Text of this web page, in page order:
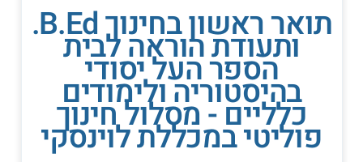
תואר ראשון בחינוך B.Ed. ותעודת הוראה לבית
הספר העל יסודי
בהיסטוריה ולימודים
כלליים - מסלול חינוך
פוליטי במכללת לוינסקי